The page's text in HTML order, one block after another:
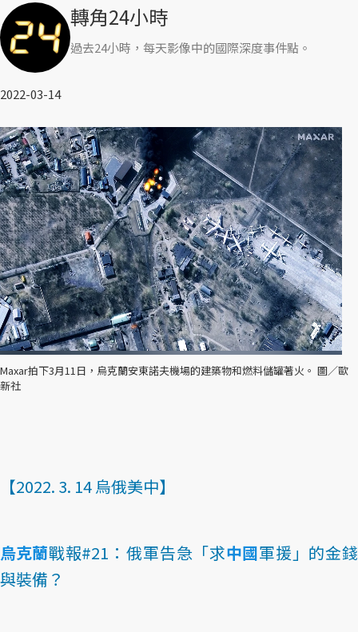
轉角24小時
過去24小時，每天影像中的國際深度事件點。
2022-03-14
Maxar拍下3月11日，烏克蘭安東諾夫機場的建築物和燃料儲罐著火。 圖／歐
新社
【2022. 3. 14 烏俄美中】
烏克蘭戰報#21：俄軍告急「求中國軍援」的金錢
與裝備？